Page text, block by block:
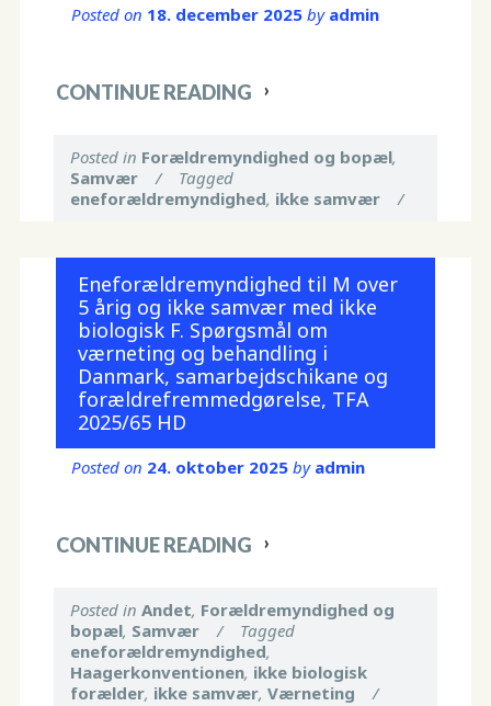
Posted on 18. december 2025 by admin
CONTINUE READING
Posted in Forældremyndighed og bopæl,
Samvær
/
Tagged
eneforældremyndighed, ikke samvær /
Eneforældremyndighed til M over
5 årig og ikke samvær med ikke
biologisk F. Spørgsmål om
værneting og behandling i
Danmark, samarbejdschikane og
forældrefremmedgørelse, TFA
2025/65 HD
Posted on 24. oktober 2025 by admin
CONTINUE READING
Posted inAndet, Forældremyndighed og
bopæl, Samvær /
Tagged
eneforældremyndighed,
Haagerkonventionen, ikke biologisk
forælder, ikke samvær,Værneting /